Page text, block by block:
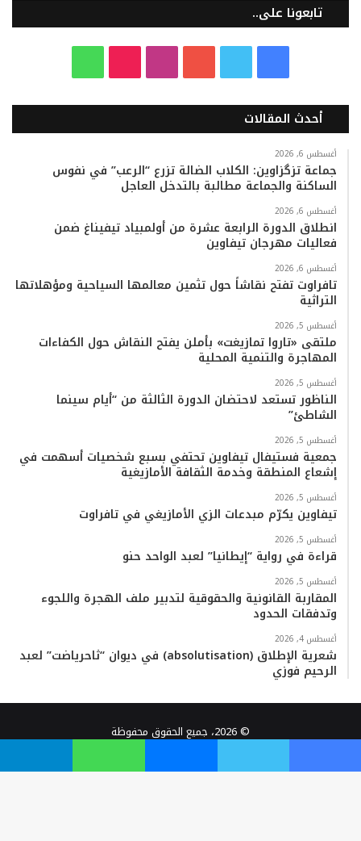
تابعونا على..
س
و
ك
ي
ر
ت
ي
و
ب
س
ق
ر
م
k
k
ت
ب
أحدث المقالات
أغسطس 6, 2026
جماعة تزگزاوين: الكلاب الضالة تزرع “الرعب” في نفوس
الساكنة والجماعة مطالبة بالتدخل العاجل
أغسطس 6, 2026
انطلاق الدورة الرابعة عشرة من أولمبياد تيفيناغ ضمن
فعاليات مهرجان تيفاوين
أغسطس 6, 2026
تافراوت تفتح نقاشاً حول تثمين معالمها السياحية ومؤهلاتها
التراثية
أغسطس 5, 2026
ملتقى «تاروا تمازيغت» بأملن يفتح النقاش حول الكفاءات
المهاجرة والتنمية المحلية
أغسطس 5, 2026
الناظور تستعد لاحتضان الدورة الثالثة من “أيام سينما
الشاطئ”
أغسطس 5, 2026
جمعية فستيفال تيفاوين تحتفي بسبع شخصيات أسهمت في
إشعاع المنطقة وخدمة الثقافة الأمازيغية
أغسطس 5, 2026
تيفاوين يكرّم مبدعات الزي الأمازيغي في تافراوت
أغسطس 5, 2026
قراءة في رواية “إيطانيا” لعبد الواحد حنو
أغسطس 5, 2026
المقاربة القانونية والحقوقية لتدبير ملف الهجرة واللجوء
وتدفقات الحدود
أغسطس 4, 2026
شعرية الإطلاق (absolutisation) في ديوان “ثاحرياضت” لعبد
الرحيم فوزي
© 2026، جميع الحقوق محفوظة
فيسبوك تويتر ماسنجر واتساب تيلقرام